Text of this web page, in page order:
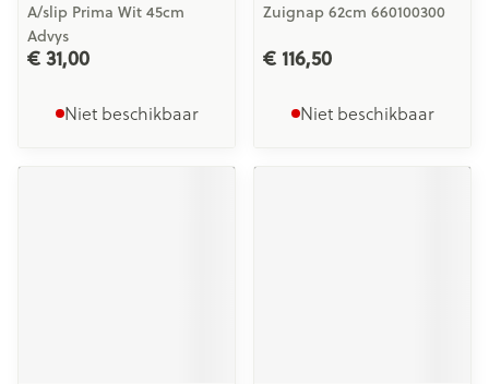
A/slip Prima Wit 45cm
Advys
€ 31,00
Niet beschikbaar
Zuignap 62cm 660100300
€ 116,50
Niet beschikbaar